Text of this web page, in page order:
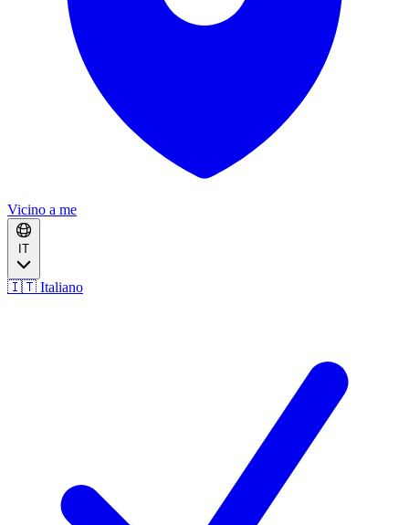
Vicino a me
IT
🇮🇹 Italiano